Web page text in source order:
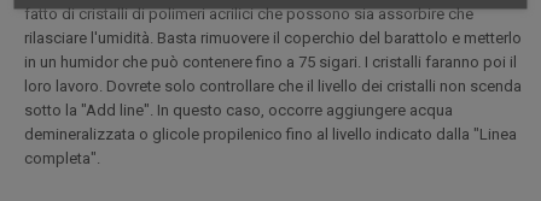
fatto di cristalli di polimeri acrilici che possono sia assorbire che
rilasciare l'umidità. Basta rimuovere il coperchio del barattolo e metterlo
in un humidor che può contenere fino a 75 sigari. I cristalli faranno poi il
loro lavoro. Dovrete solo controllare che il livello dei cristalli non scenda
sotto la "Add line". In questo caso, occorre aggiungere acqua
demineralizzata o glicole propilenico fino al livello indicato dalla "Linea
completa".